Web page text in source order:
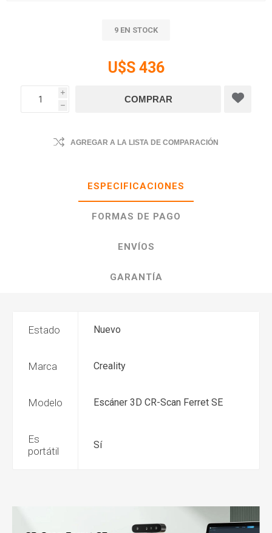
9 EN STOCK
U$S 436
i
h
AGREGAR A LA LISTA DE COMPARACIÓN
ESPECIFICACIONES
FORMAS DE PAGO
ENVÍOS
GARANTÍA
Estado Nuevo
Marca Creality
Modelo Escáner 3D CR-Scan Ferret SE
Es
portátil
Sí